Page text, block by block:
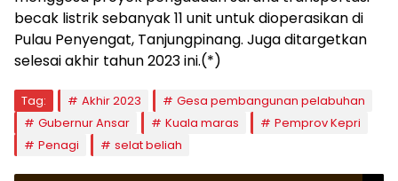
becak listrik sebanyak 11 unit untuk dioperasikan di
Pulau Penyengat, Tanjungpinang. Juga ditargetkan
selesai akhir tahun 2023 ini.(*)
Tag: Akhir 2023
Gesa pembangunan pelabuhan
Gubernur Ansar
Kuala maras
Pemprov Kepri
Penagi
selat beliah